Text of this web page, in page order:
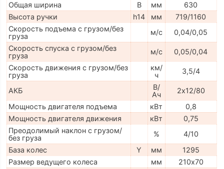
Общая ширина
B мм
630
Высота ручки
h14 мм
719/1160
Скорость подъема с грузом/без
груза
м/с
0,04/0,05
Скорость спуска с грузом/без
груза
м/с
0,05/0,04
Скорость движения с грузом/без
груза
км/
ч
3,5/4
АКБ
В/
Ач
2х12/80
Мощность двигателя подъема
кВт
0,8
Мощность двигателя движения
кВт
0,75
Преодолимый наклон с грузом/
без груза
%
4/10
База колес
Y мм
1295
Размер ведущего колеса
мм
210х70